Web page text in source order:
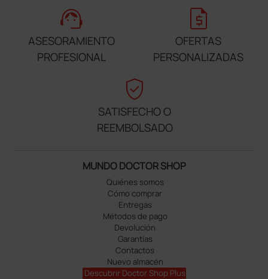
support_agent
ASESORAMIENTO
PROFESIONAL
request_quote
OFERTAS
PERSONALIZADAS
verified_user
SATISFECHO O
REEMBOLSADO
MUNDO DOCTOR SHOP
Quiénes somos
Cómo comprar
Entregas
Métodos de pago
Devolución
Garantías
Contactos
Nuevo almacén
Descubrir Doctor Shop Plus